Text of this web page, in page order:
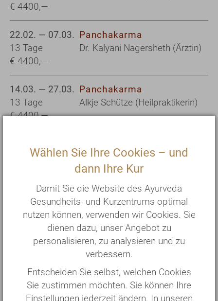
Wählen Sie Ihre Cookies – und
dann Ihre Kur
Damit Sie die Website des Ayurveda
Gesundheits- und Kurzentrums optimal
nutzen können, verwenden wir Cookies. Sie
dienen dazu, unser Angebot zu
personalisieren, zu analysieren und zu
verbessern.
Entscheiden Sie selbst, welchen Cookies
Sie zustimmen möchten. Sie können Ihre
Einstellungen jederzeit ändern. In unseren
€ 4400,—
22.02. — 07.03.
13 Tage
€ 4400,—
Panchakarma
Dr. Kalyani Nagersheth (Ärztin)
14.03. — 27.03.
13 Tage
€ 4400,—
Panchakarma
Alkje Schütze (Heilpraktikerin)
13 Tage
Silva Zitzmann (Ärztin)
25.04. — 08.05.
13 Tage
€ 4400,—
Panchakarma
Petra Eich-Mylo (Heilpraktikerin)
und Prof. Dr. Shivenarain Gupta
19 Tage
€ 6230,—
Panchakarma
Nur auf Anfrage